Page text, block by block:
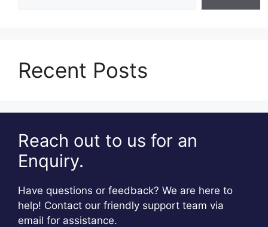
Recent Posts
Reach out to us for an
Enquiry.
Have questions or feedback? We are here to
help! Contact our friendly support team via
email for assistance.